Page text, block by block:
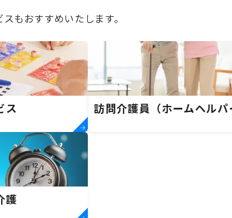
もおすすめいたします。
ス 訪問介護員（ホームヘルパ
護